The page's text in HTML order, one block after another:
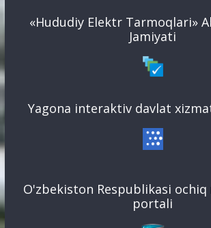
«Hududiy Elektr Tarmoqlari»
Jamiyati
Yagona interaktiv davlat
O'zbekiston Respublikasi
portali